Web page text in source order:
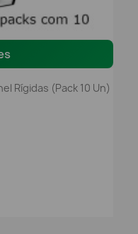
Rígidas (pack 10 Un)